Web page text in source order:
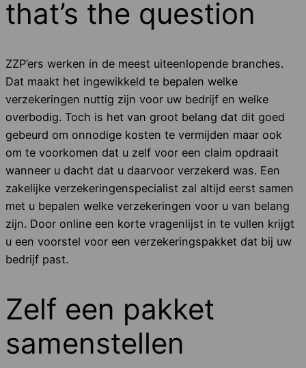
that’s the question
ZZP’ers werken in de meest uiteenlopende branches.
Dat maakt het ingewikkeld te bepalen welke
verzekeringen nuttig zijn voor uw bedrijf en welke
overbodig. Toch is het van groot belang dat dit goed
gebeurd om onnodige kosten te vermijden maar ook
om te voorkomen dat u zelf voor een claim opdraait
wanneer u dacht dat u daarvoor verzekerd was. Een
zakelijke verzekeringenspecialist zal altijd eerst samen
met u bepalen welke verzekeringen voor u van belang
zijn. Door online een korte vragenlijst in te vullen krijgt
u een voorstel voor een verzekeringspakket dat bij uw
bedrijf past.
Zelf een pakket
samenstellen